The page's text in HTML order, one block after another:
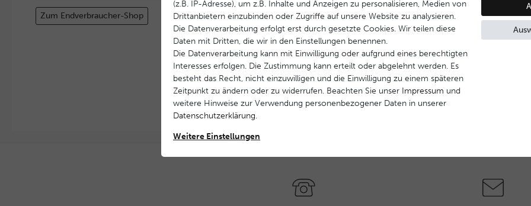
Zum Endverbraucher-Shop
Dienstleistungsqualität
Behandlungsprogramm
Wenn Sie Interesse
werden, nehmen Sie
Kontakt aufnehmen
(z.B. IP-Adresse), um z.B. Inhalte und Anzeigen zu personalisieren, Medien von
Drittanbietern einzubinden oder Zugriffe auf unsere Website zu analysieren.
Die Datenverarbeitung erfolgt erst durch gesetzte Cookies. Wir teilen diese
Daten mit Dritten, die wir in den Einstellungen benennen.
Die Datenverarbeitung kann mit Einwilligung oder aufgrund eines berechtigten
Interesses erfolgen. Die Zustimmung kann erteilt oder abgelehnt werden. Es
besteht das Recht, nicht einzuwilligen und die Einwilligung zu einem späteren
Zeitpunkt zu ändern oder zu widerrufen. Beachten Sie unser Impressum und
weitere Hinweise zur Verwendung personenbezogener Daten in unserer
Daten­schutz­erklärung.
Weitere Einstellungen